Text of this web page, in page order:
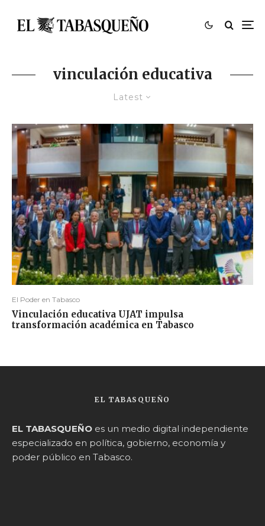
vinculación educativa
Latest
El Poder en Tabasco
Vinculación educativa UJAT impulsa
transformación académica en Tabasco
EL TABASQUEÑO
EL TABASQUEÑO es un medio digital independiente
especializado en política, gobierno, economía y
poder público en Tabasco.